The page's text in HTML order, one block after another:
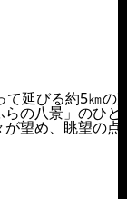
延びる約5㎞
の八景」のひ
望め、眺望の